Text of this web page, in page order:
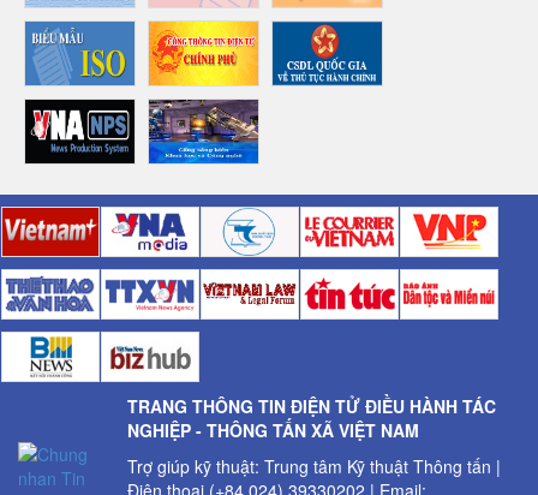
TRANG THÔNG TIN ĐIỆN TỬ ĐIỀU HÀNH TÁC
NGHIỆP - THÔNG TẤN XÃ VIỆT NAM
Trợ giúp kỹ thuật: Trung tâm Kỹ thuật Thông tấn |
Điện thoại (+84 024) 39330202 | Email: